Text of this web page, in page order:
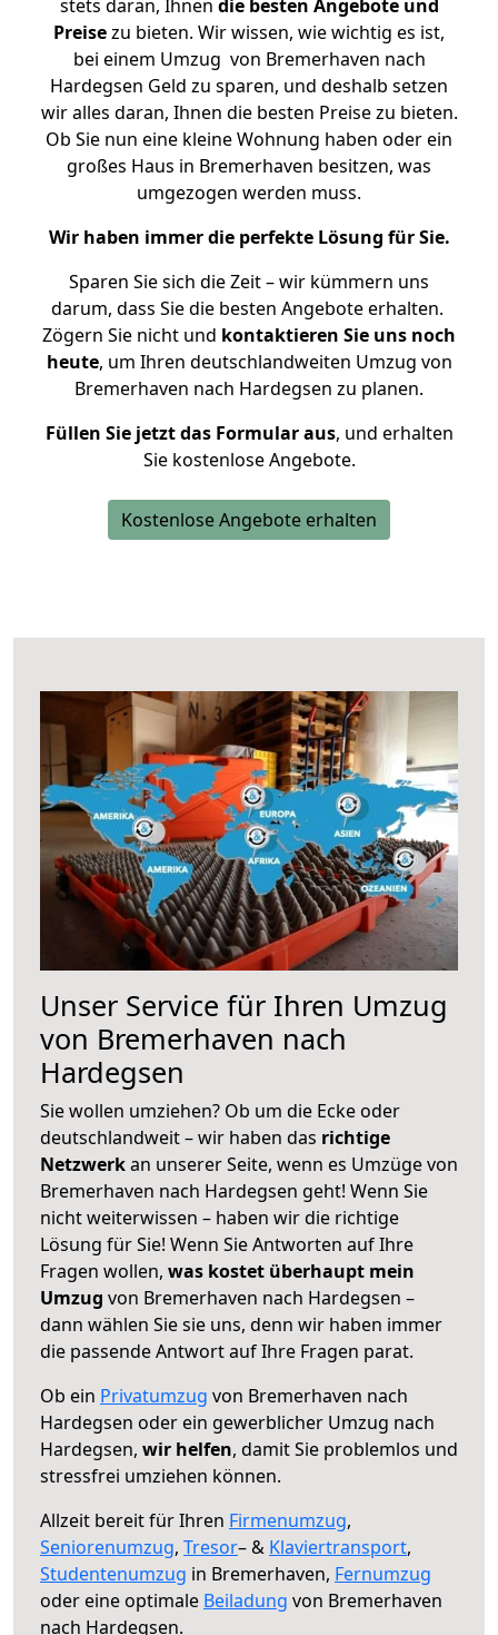
stets daran, Ihnen die besten Angebote und
Preisezu bieten. Wir wissen, wie wichtig es ist,
bei einem Umzug von Bremerhaven nach
Hardegsen Geld zu sparen, und deshalb setzen
wir alles daran, Ihnen die besten Preise zu bieten.
Ob Sie nun eine kleine Wohnung haben oder ein
großes Haus in Bremerhaven besitzen, was
umgezogen werden muss.
Wir haben immer die perfekte Lösung für Sie.
Sparen Sie sich die Zeit – wir kümmern uns
darum, dass Sie die besten Angebote erhalten.
Zögern Sie nicht und kontaktieren Sie uns noch
heute, um Ihren deutschlandweiten Umzug von
Bremerhaven nach Hardegsen zu planen.
Füllen Sie jetzt das Formular aus, und erhalten
Sie kostenlose Angebote.
Kostenlose Angebote erhalten
Unser Service für Ihren Umzug
von Bremerhaven nach
Hardegsen
Sie wollen umziehen? Ob um die Ecke oder
deutschlandweit – wir haben das richtige
Netzwerkan unserer Seite, wenn es Umzüge von
Bremerhaven nach Hardegsen geht! Wenn Sie
nicht weiterwissen – haben wir die richtige
Lösung für Sie! Wenn Sie Antworten auf Ihre
Fragen wollen, was kostet überhaupt mein
Umzug von Bremerhaven nach Hardegsen –
dann wählen Sie sie uns, denn wir haben immer
die passende Antwort auf Ihre Fragen parat.
Ob ein Privatumzug von Bremerhaven nach
Hardegsen oder ein gewerblicher Umzug nach
Hardegsen, wir helfen, damit Sie problemlos und
stressfrei umziehen können.
Allzeit bereit für Ihren Firmenumzug,
Seniorenumzug, Tresor– & Klaviertransport,
Studentenumzug in Bremerhaven, Fernumzug
oder eine optimale Beiladung von Bremerhaven
nach Hardegsen.